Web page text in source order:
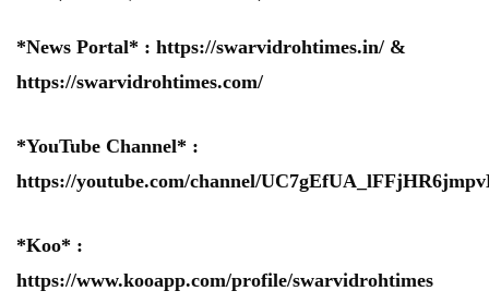
*News Portal* : https://swarvidrohtimes.in/ &
https://swarvidrohtimes.com/
*YouTube Channel* :
https://youtube.com/channel/
*Koo* :
https://www.kooapp.com/profile/swarvidrohtimes